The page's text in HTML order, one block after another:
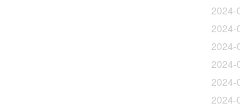
2024-
2024-
2024-
2024-
2024-
2024-